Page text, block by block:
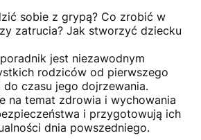
sobie z grypą? Co zrobić w
zatrucia? Jak stworzyć dziecku
jest niezawodnym
rodziców od pierwszego
czasu jego dojrzewania.
na temat zdrowia i wychowania
i przygotowują ich
dnia powszedniego.